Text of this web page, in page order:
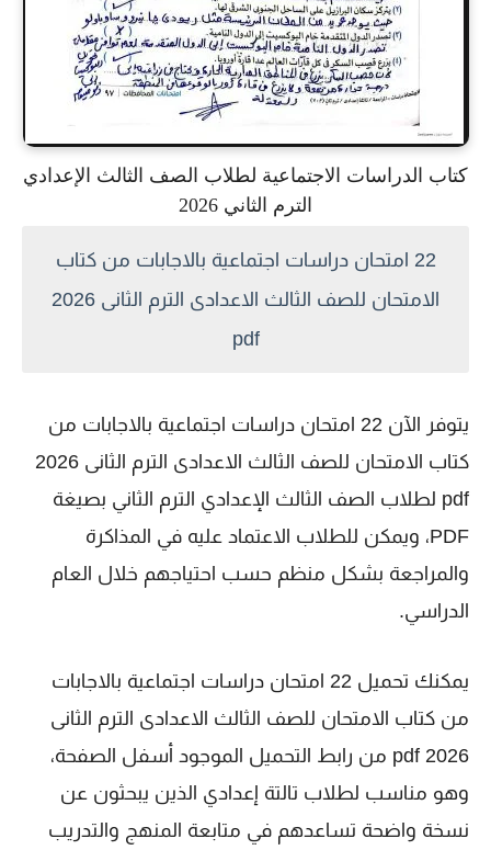
كتاب الدراسات الاجتماعية لطلاب الصف الثالث الإعدادي
الترم الثاني 2026
22 امتحان دراسات اجتماعية بالاجابات من كتاب
الامتحان للصف الثالث الاعدادى الترم الثانى 2026
pdf
يتوفر الآن 22 امتحان دراسات اجتماعية بالاجابات من
كتاب الامتحان للصف الثالث الاعدادى الترم الثانى 2026
pdf لطلاب الصف الثالث الإعدادي الترم الثاني بصيغة
PDF، ويمكن للطلاب الاعتماد عليه في المذاكرة
والمراجعة بشكل منظم حسب احتياجهم خلال العام
الدراسي.
يمكنك تحميل 22 امتحان دراسات اجتماعية بالاجابات
من كتاب الامتحان للصف الثالث الاعدادى الترم الثانى
2026 pdf من رابط التحميل الموجود أسفل الصفحة،
وهو مناسب لطلاب تالتة إعدادي الذين يبحثون عن
نسخة واضحة تساعدهم في متابعة المنهج والتدريب